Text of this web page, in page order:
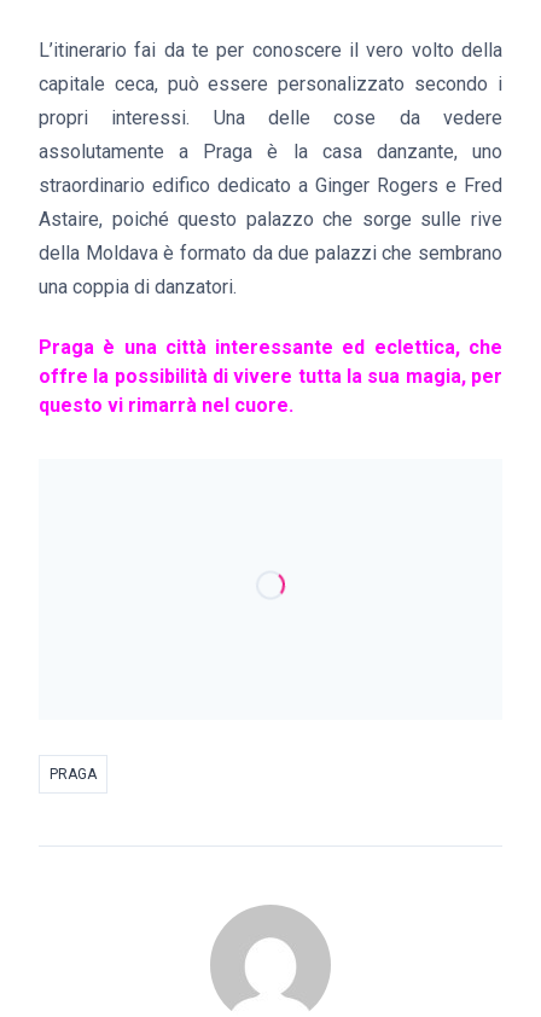
L’itinerario fai da te per conoscere il vero volto della
capitale ceca, può essere personalizzato secondo i
propri interessi. Una delle cose da vedere
assolutamente a Praga è la casa danzante, uno
straordinario edifico dedicato a Ginger Rogers e Fred
Astaire, poiché questo palazzo che sorge sulle rive
della Moldava è formato da due palazzi che sembrano
una coppia di danzatori.
Praga è una città interessante ed eclettica, che
offre la possibilità di vivere tutta la sua magia, per
questo vi rimarrà nel cuore.
PRAGA